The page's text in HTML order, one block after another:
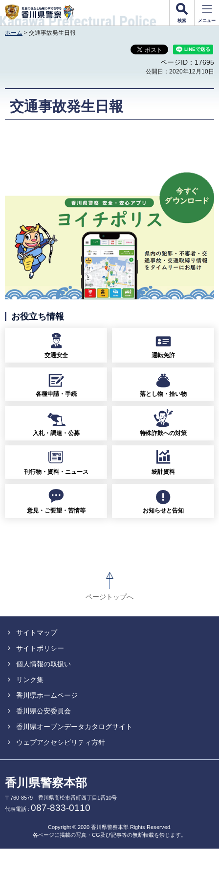
香川県警察
検索 メニュー
ホーム > 交通事故発生日報
ページID：17695
公開日：2020年12月10日
交通事故発生日報
お役立ち情報
交通安全 運転免許
各種申請・手続 落とし物・拾い物
入札・調達・公募 特殊詐欺への対策
刊行物・資料・ニュース 統計資料
意見・ご要望・苦情等 お知らせと告知
ページトップへ
サイトマップ
サイトポリシー
個人情報の取扱い
リンク集
香川県ホームページ
香川県公安委員会
香川県オープンデータカタログサイト
ウェブアクセシビリティ方針
香川県警察本部
〒760-8579
香川県高松市番町四丁目1番10号
代表電話 : 087-833-0110
Copyright © 2020 香川県警察本部Rights Reserved.
各ページに掲載の写真・CG及び記事等の無断転載を禁じます。